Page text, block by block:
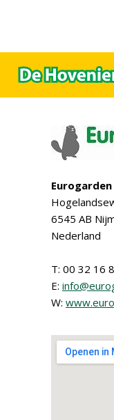
Eurogarden
6545 AB
Nederland
T: 00 32 16
E:
W: